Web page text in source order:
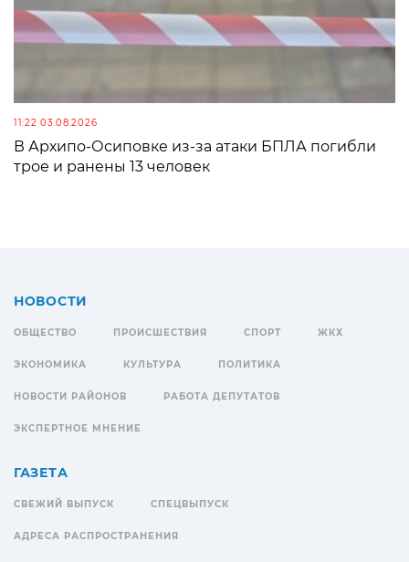
11:22 03.08.2026
В Архипо-Осиповке из-за атаки БПЛА погибли
трое и ранены 13 человек
НОВОСТИ
ОБЩЕСТВО ПРОИСШЕСТВИЯ СПОРТ ЖКХ
ЭКОНОМИКА КУЛЬТУРА ПОЛИТИКА
НОВОСТИ РАЙОНОВ РАБОТА ДЕПУТАТОВ
ЭКСПЕРТНОЕ МНЕНИЕ
ГАЗЕТА
СВЕЖИЙ ВЫПУСК СПЕЦВЫПУСК
АДРЕСА РАСПРОСТРАНЕНИЯ